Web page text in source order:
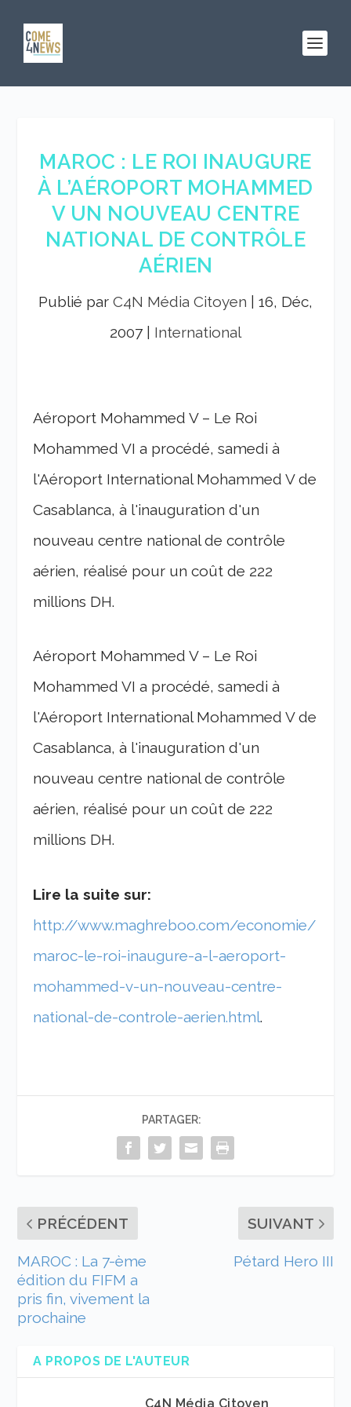
MAROC : LE ROI INAUGURE
À L’AÉROPORT MOHAMMED
V UN NOUVEAU CENTRE
NATIONAL DE CONTRÔLE
AÉRIEN
Publié par C4N Média Citoyen
16, Déc,
2007
International
Aéroport Mohammed V – Le Roi
Mohammed VI a procédé, samedi à
l'Aéroport International Mohammed V de
Casablanca, à l'inauguration d'un
nouveau centre national de contrôle
aérien, réalisé pour un coût de 222
millions DH.
Aéroport Mohammed V – Le Roi
Mohammed VI a procédé, samedi à
l'Aéroport International Mohammed V de
Casablanca, à l'inauguration d'un
nouveau centre national de contrôle
aérien, réalisé pour un coût de 222
millions DH.
Lire la suite sur:
http://www.maghreboo.com/economie/
maroc-le-roi-inaugure-a-l-aeroport-
mohammed-v-un-nouveau-centre-
national-de-controle-aerien.html.
PARTAGER:
PRÉCÉDENT
MAROC : La 7-ème
édition du FIFM a
pris fin, vivement la
prochaine
SUIVANT
Pétard Hero III
A PROPOS DE L'AUTEUR
C4N Média Citoyen